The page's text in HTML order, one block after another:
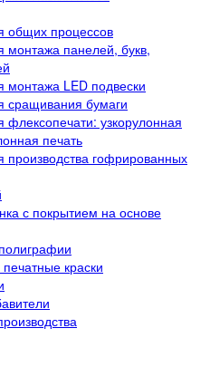
общих процессов
монтажа панелей, букв,
монтажа LED подвески
сращивания бумаги
флексопечати: узкорулонная
печать
производства гофрированных
с покрытием на основе
краски